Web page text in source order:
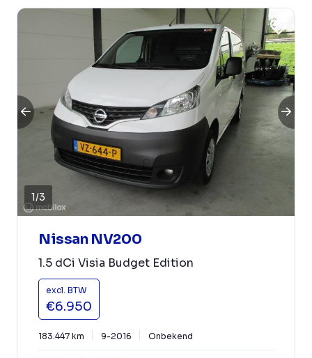
1/3
Nissan NV200
1.5 dCi Visia Budget Edition
excl. BTW
€6.950
183.447 km 9-2016 Onbekend